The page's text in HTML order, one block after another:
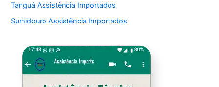
Tanguá Assistência Importados
Sumidouro Assistência Importados